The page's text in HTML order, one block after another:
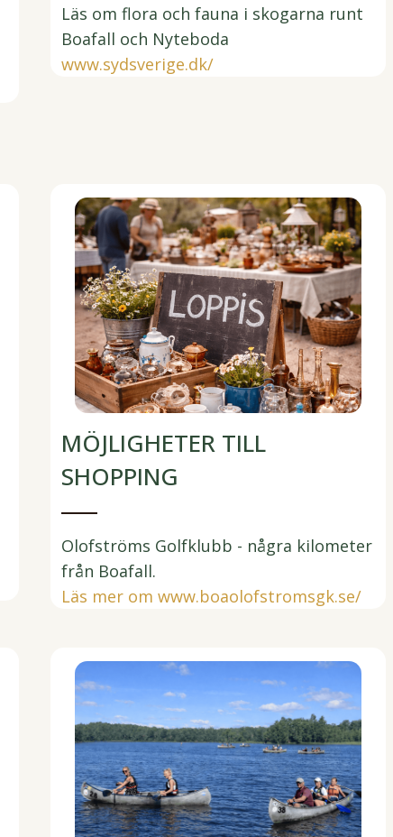
Läs om flora och fauna i skogarna runt
Boafall och Nyteboda
www.sydsverige.dk/
MÖJLIGHETER TILL
SHOPPING
Olofströms Golfklubb - några kilometer
från Boafall.
Läs mer om www.boaolofstromsgk.se/